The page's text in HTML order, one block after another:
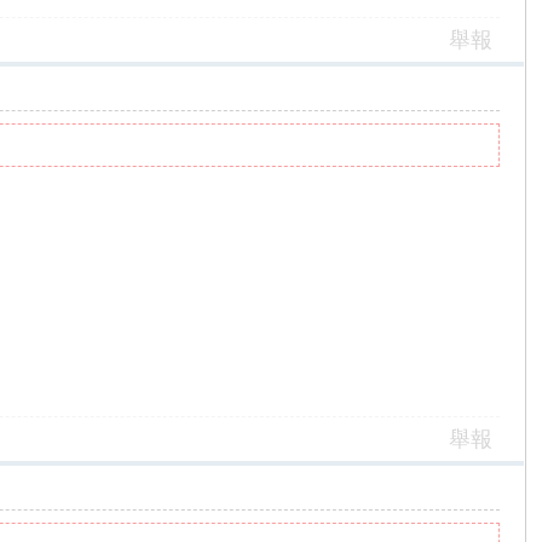
舉報
舉報